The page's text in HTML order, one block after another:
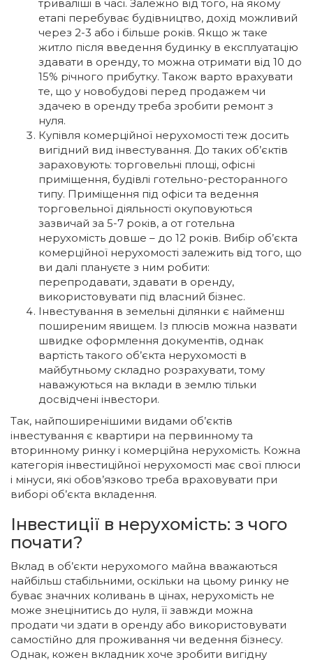
триваліші в часі. Залежно від того, на якому
етапі перебуває будівництво, дохід можливий
через 2-3 або і більше років. Якщо ж таке
житло після введення будинку в експлуатацію
здавати в оренду, то можна отримати від 10 до
15% річного прибутку. Також варто врахувати
те, що у новобудові перед продажем чи
здачею в оренду треба зробити ремонт з
нуля.
Купівля комерційної нерухомості теж досить
вигідний вид інвестування. До таких об’єктів
зараховують: торговельні площі, офісні
приміщення, будівлі готельно-ресторанного
типу. Приміщення під офіси та ведення
торговельної діяльності окуповуються
зазвичай за 5-7 років, а от готельна
нерухомість довше – до 12 років. Вибір об’єкта
комерційної нерухомості залежить від того, що
ви далі плануєте з ним робити:
перепродавати, здавати в оренду,
використовувати під власний бізнес.
Інвестування в земельні ділянки є найменш
поширеним явищем. Із плюсів можна назвати
швидке оформлення документів, однак
вартість такого об’єкта нерухомості в
майбутньому складно розрахувати, тому
наважуються на вклади в землю тільки
досвідчені інвестори.
Так, найпоширенішими видами об’єктів
інвестування є квартири на первинному та
вторинному ринку і комерційна нерухомість. Кожна
категорія інвестиційної нерухомості має свої плюси
і мінуси, які обов’язково треба враховувати при
виборі об’єкта вкладення.
Інвестиції в нерухомість: з чого
почати?
Вклад в об’єкти нерухомого майна вважаються
найбільш стабільними, оскільки на цьому ринку не
буває значних коливань в цінах, нерухомість не
може знецінитись до нуля, її завжди можна
продати чи здати в оренду або використовувати
самостійно для проживання чи ведення бізнесу.
Однак, кожен вкладник хоче зробити вигідну